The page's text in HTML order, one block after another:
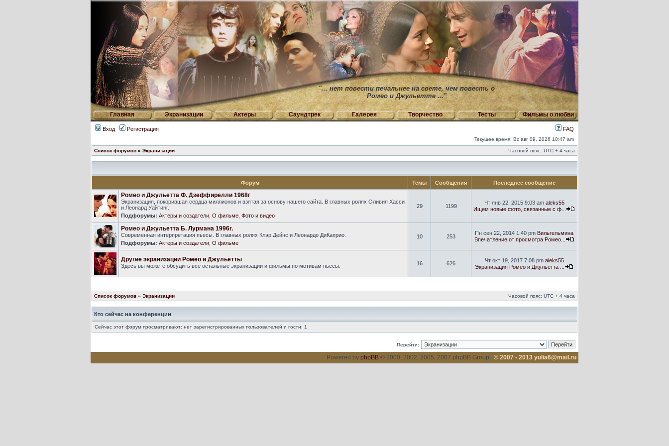
"... нет повести печальнее на свете, чем повесть о
Ромео и Джульетте ..."
Главная Экранизации Актеры Саундтрек Галерея Творчество Тесты Фильмы о любви
Вход Регистрация FAQ
Текущее время: Вс авг 09, 2026 10:47 am
Список форумов » Экранизации Часовой пояс: UTC + 4 часа
Форум Темы Сообщения Последнее сообщение
Ромео и Джульетта Ф. Дзеффирелли 1968г
Экранизация, покорившая сердца миллионов и взятая за основу нашего сайта. В главных ролях Оливия Хасси
и Леонард Уайтинг.
Подфорумы: Актеры и создатели О фильме Фото и видео
29 1199
Чт янв 22, 2015 9:03 am aleks55
Ищем новые фото, связанные с ф...
Ромео и Джульетта Б. Лурмана 1996г.
Современная интерпретация пьесы. В главных ролях Клэр Дейнс и Леонардо ДиКаприо.
Подфорумы: Актеры и создатели О фильме
10 253
Пн сен 22, 2014 1:40 pm Вильгельмина
Впечатление от просмотра Ромео...
Другие экранизации Ромео и Джульетты
Здесь вы можете обсудить все остальные экранизации и фильмы по мотивам пьесы. 16 626 Чт окт 19, 2017 7:08 pm aleks55
Экранизация Ромео и Джульетта ...
Список форумов » Экранизации Часовой пояс: UTC + 4 часа
Кто сейчас на конференции
Сейчас этот форум просматривают: нет зарегистрированных пользователей и гости: 1
Перейти:
Powered by phpBB © 2000, 2002, 2005, 2007 phpBB Group © 2007 - 2013 yulia6@mail.ru